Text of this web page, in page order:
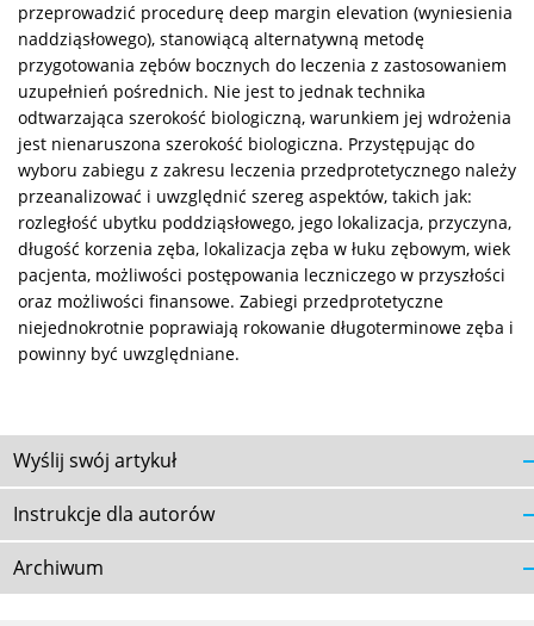
przeprowadzić procedurę deep margin elevation (wyniesienia
naddziąsłowego), stanowiącą alternatywną metodę
przygotowania zębów bocznych do leczenia z zastosowaniem
uzupełnień pośrednich. Nie jest to jednak technika
odtwarzająca szerokość biologiczną, warunkiem jej wdrożenia
jest nienaruszona szerokość biologiczna. Przystępując do
wyboru zabiegu z zakresu leczenia przedprotetycznego należy
przeanalizować i uwzględnić szereg aspektów, takich jak:
rozległość ubytku poddziąsłowego, jego lokalizacja, przyczyna,
długość korzenia zęba, lokalizacja zęba w łuku zębowym, wiek
pacjenta, możliwości postępowania leczniczego w przyszłości
oraz możliwości finansowe. Zabiegi przedprotetyczne
niejednokrotnie poprawiają rokowanie długoterminowe zęba i
powinny być uwzględniane.
Wyślij swój artykuł
Instrukcje dla autorów
Archiwum